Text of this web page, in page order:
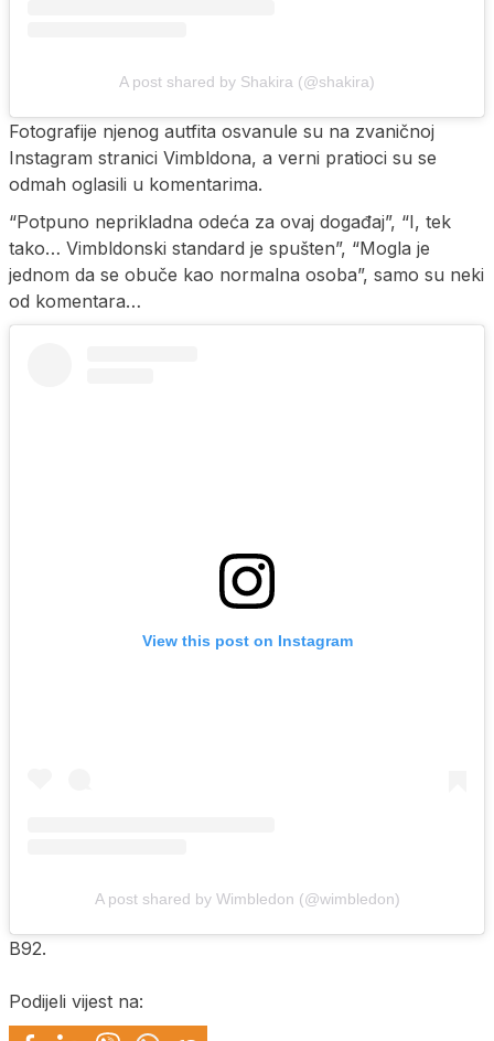
A post shared by Shakira (@shakira)
Fotografije njenog autfita osvanule su na zvaničnoj
Instagram stranici Vimbldona, a verni pratioci su se
odmah oglasili u komentarima.
“Potpuno neprikladna odeća za ovaj događaj”, “I, tek
tako… Vimbldonski standard je spušten”, “Mogla je
jednom da se obuče kao normalna osoba”, samo su neki
od komentara…
View this post on Instagram
A post shared by Wimbledon (@wimbledon)
B92.
Podijeli vijest na: